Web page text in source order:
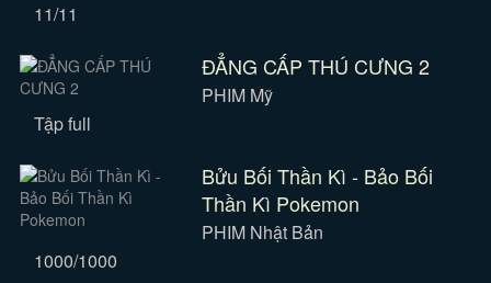
11/11
ĐẲNG CẤP THÚ CƯNG 2
PHIM Mỹ
Tập full
Bửu Bối Thần Kì - Bảo Bối
Thần Kì Pokemon
PHIM Nhật Bản
1000/1000